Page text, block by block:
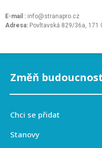
E-mail : info@stranapro.cz
Adresa: Povltavská 829/36a, 171
Změň
Chci se přidat
Stanovy